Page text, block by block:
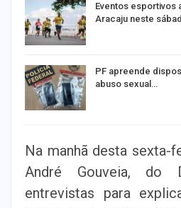
Eventos esportivos
Aracaju neste
PF apreende
abuso sexual…
Na manhã desta sexta-
André Gouveia, do
entrevistas para